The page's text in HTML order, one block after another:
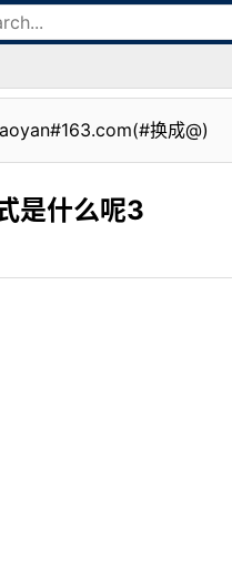
换成@)
是什么呢3